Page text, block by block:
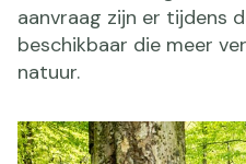
aanvraag zijn er tijdens
beschikbaar die meer
natuur.